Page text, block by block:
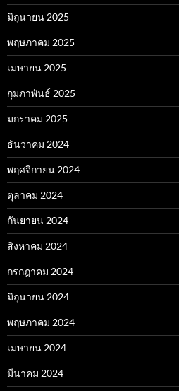
มิถุนายน 2025
พฤษภาคม 2025
เมษายน 2025
กุมภาพันธ์ 2025
มกราคม 2025
ธันวาคม 2024
พฤศจิกายน 2024
ตุลาคม 2024
กันยายน 2024
สิงหาคม 2024
กรกฎาคม 2024
มิถุนายน 2024
พฤษภาคม 2024
เมษายน 2024
มีนาคม 2024